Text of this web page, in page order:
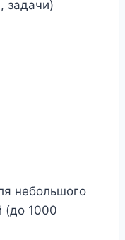
задачи)
небольшого
(до 1000